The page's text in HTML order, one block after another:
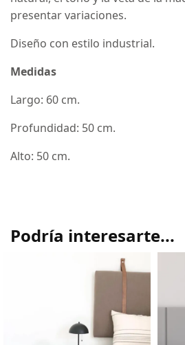
presentar variaciones.
Diseño con estilo industrial.
Medidas
Largo: 60 cm.
Profundidad: 50 cm.
Alto: 50 cm.
Podría interesarte...